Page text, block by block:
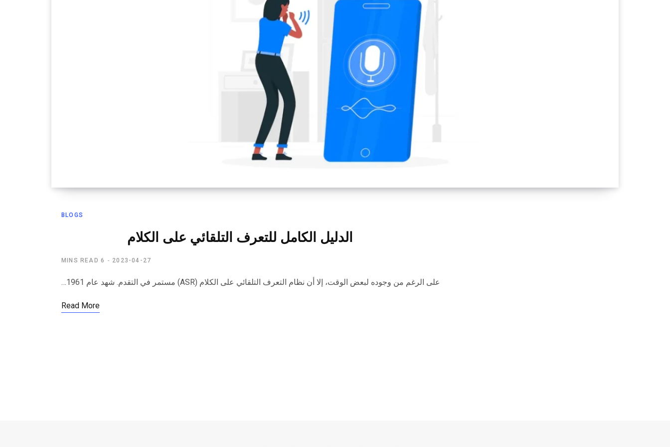
BLOGS
الدليل الكامل للتعرف التلقائي على الكلام
2023-04-27
6 MINS READ
على الرغم من وجوده لبعض الوقت، إلا أن نظام التعرف التلقائي على الكلام (ASR) مستمر في التقدم. شهد عام 1961…
Read More